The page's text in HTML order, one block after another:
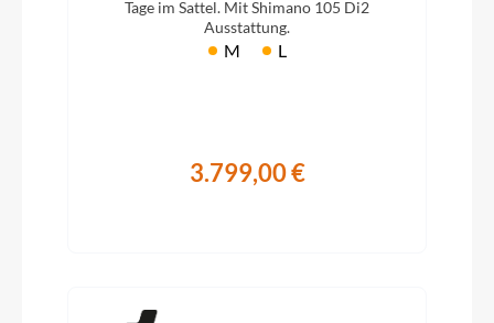
Tage im Sattel. Mit Shimano 105 Di2
Ausstattung.
M L
3.799,00 €